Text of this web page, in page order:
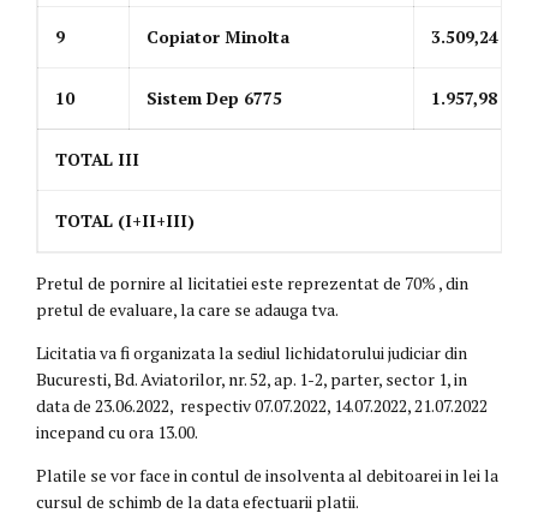
9 Copiator Minolta 3.509,24
10 Sistem Dep 6775 1.957,98
TOTAL III
TOTAL (I+II+III)
Pretul de pornire al licitatiei este reprezentat de 70% , din
pretul de evaluare, la care se adauga tva.
Licitatia va fi organizata la sediul lichidatorului judiciar din
Bucuresti, Bd. Aviatorilor, nr. 52, ap. 1-2, parter, sector 1, in
data de 23.06.2022, respectiv 07.07.2022, 14.07.2022, 21.07.2022
incepand cu ora 13.00.
Platile se vor face in contul de insolventa al debitoarei in lei la
cursul de schimb de la data efectuarii platii.